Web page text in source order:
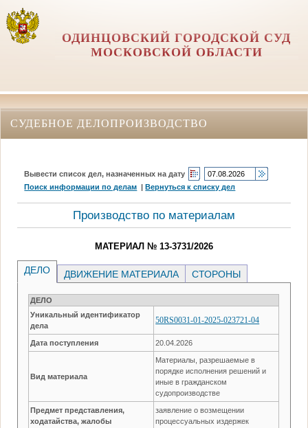
ОДИНЦОВСКИЙ ГОРОДСКОЙ СУД
МОСКОВСКОЙ ОБЛАСТИ
СУДЕБНОЕ ДЕЛОПРОИЗВОДСТВО
Вывести список дел, назначенных на дату
Поиск информации по делам |Вернуться к списку дел
Производство по материалам
МАТЕРИАЛ № 13-3731/2026
ДЕЛО ДВИЖЕНИЕ МАТЕРИАЛА СТОРОНЫ
ДЕЛО
Уникальный идентификатор
дела
50RS0031-01-2025-023721-04
Дата поступления 20.04.2026
Вид материала
Материалы, разрешаемые в
порядке исполнения решений и
иные в гражданском
судопроизводстве
Предмет представления,
ходатайства, жалобы
заявление о возмещении
процессуальных издержек